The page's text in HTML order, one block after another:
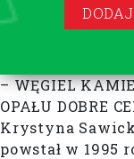
– WĘGIEL
OPAŁU DOBRE
Krystyna
powstał w 1995